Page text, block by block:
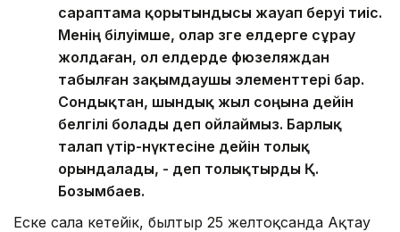
сараптама қорытындысы жауап беруі тиіс.
Менің білуімше, олар өзге елдерге сұрау
жолдаған, ол елдерде фюзеляждан
табылған зақымдаушы элементтері бар.
Сондықтан, шындық жыл соңына дейін
белгілі болады деп ойлаймыз. Барлық
талап үтір-нүктесіне дейін толық
орындалады, - деп толықтырды Қ.
Бозымбаев.
Еске сала кетейік, былтыр 25 желтоқсанда Ақтау